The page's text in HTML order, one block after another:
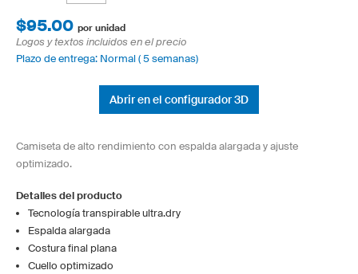
$95.00 por unidad
Logos y textos incluidos en el precio
Plazo de entrega: Normal ( 5 semanas)
Abrir en el configurador 3D
Camiseta de alto rendimiento con espalda alargada y ajuste
optimizado.
Detalles del producto
Tecnología transpirable ultra.dry
Espalda alargada
Costura final plana
Cuello optimizado